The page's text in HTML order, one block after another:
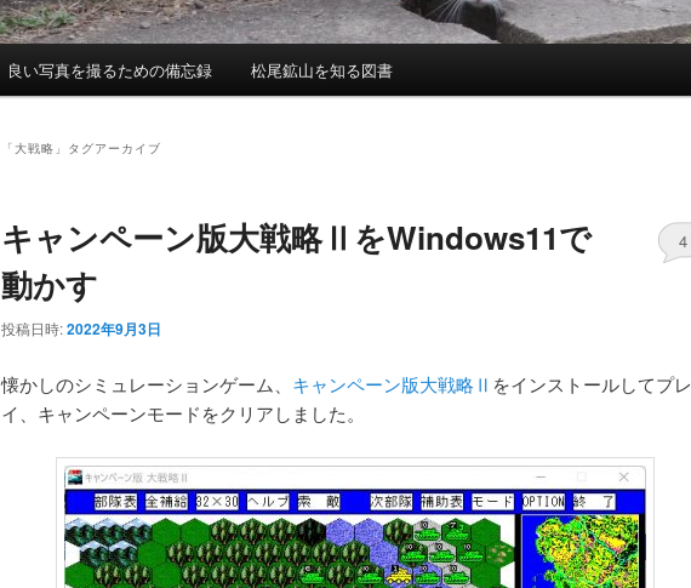
良い写真を撮るための備忘録 松尾鉱山を知る図書
「 大戦略 」タグアーカイブ
キャンペーン版大戦略ⅡをWindows11で
動かす
投稿日時:2022年9月3日
4
懐かしのシミュレーションゲーム、 キャンペーン版大戦略Ⅱ をインストールしてプレ
イ、キャンペーンモードをクリアしました。